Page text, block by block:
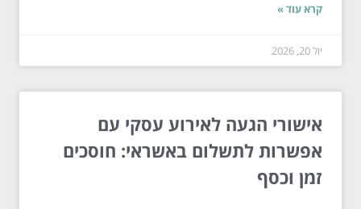
קרא עוד »
יול 20, 2026
אישורי הגעה לאירוע עסקי עם
אפשרות לתשלום באשראי: חוסכים
זמן וכסף